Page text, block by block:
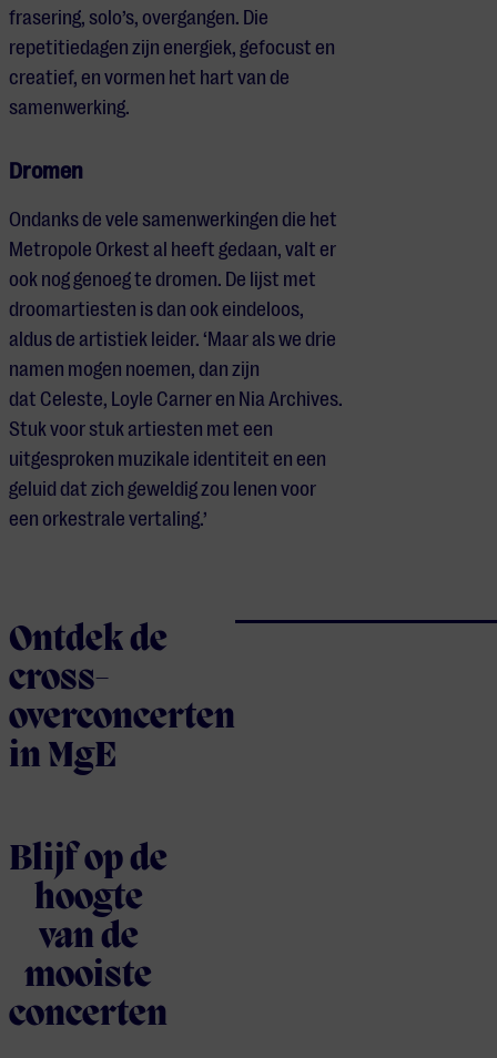
frasering, solo’s, overgangen. Die
repetitiedagen zijn energiek, gefocust en
creatief, en vormen het hart van de
samenwerking.
Dromen
Ondanks de vele samenwerkingen die het
Metropole Orkest al heeft gedaan, valt er
ook nog genoeg te dromen. De lijst met
droomartiesten is dan ook eindeloos,
aldus de artistiek leider. ‘Maar als we drie
namen mogen noemen, dan zijn
dat Celeste, Loyle Carner en Nia Archives.
Stuk voor stuk artiesten met een
uitgesproken muzikale identiteit en een
geluid dat zich geweldig zou lenen voor
een orkestrale vertaling.’
Ontdek de
cross-
overconcerten
in MgE
Blijf op de
hoogte
van de
mooiste
concerten